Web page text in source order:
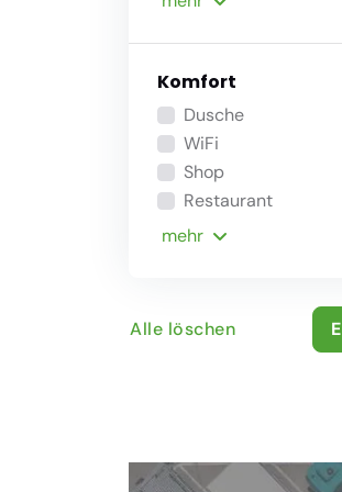
Komfort
Dusche
WiFi
Shop
Restaurant
mehr
Alle löschen